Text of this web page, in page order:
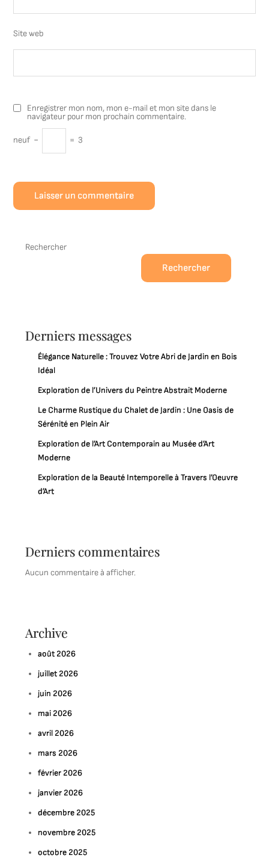
Site web
Enregistrer mon nom, mon e-mail et mon site dans le
navigateur pour mon prochain commentaire.
neuf − = 3
Rechercher
Rechercher
Derniers messages
Élégance Naturelle : Trouvez Votre Abri de Jardin en Bois
Idéal
Exploration de l’Univers du Peintre Abstrait Moderne
Le Charme Rustique du Chalet de Jardin : Une Oasis de
Sérénité en Plein Air
Exploration de l’Art Contemporain au Musée d’Art
Moderne
Exploration de la Beauté Intemporelle à Travers l’Oeuvre
d’Art
Derniers commentaires
Aucun commentaire à afficher.
Archive
août 2026
juillet 2026
juin 2026
mai 2026
avril 2026
mars 2026
février 2026
janvier 2026
décembre 2025
novembre 2025
octobre 2025